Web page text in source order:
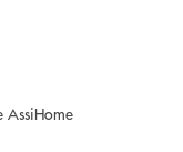
AssiHome